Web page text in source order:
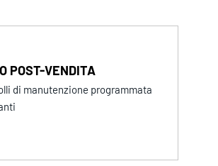
POST-VENDITA
di manutenzione programmata